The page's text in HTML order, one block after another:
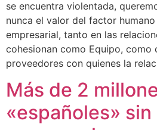
se encuentra violentada,
nunca el valor del factor
empresarial, tanto en las
cohesionan como Equipo, como
proveedores con quienes la
Más de 2
«españoles» sin